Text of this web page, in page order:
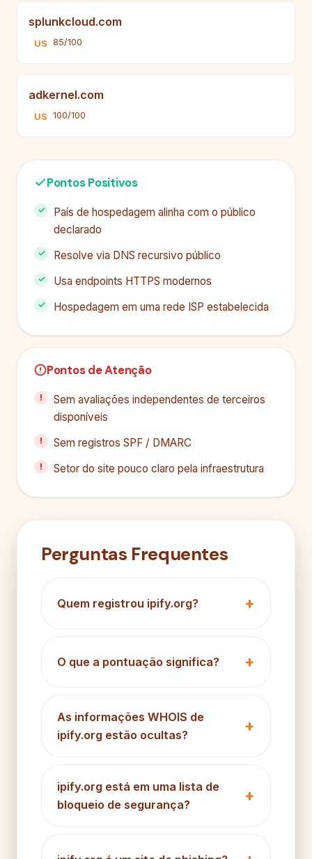
splunkcloud.com
US 85/100
adkernel.com
US 100/100
Pontos Positivos
País de hospedagem alinha com o público
declarado
Resolve via DNS recursivo público
Usa endpoints HTTPS modernos
Hospedagem em uma rede ISP estabelecida
Pontos de Atenção
Sem avaliações independentes de terceiros
disponíveis
Sem registros SPF / DMARC
Setor do site pouco claro pela infraestrutura
Perguntas Frequentes
Quem registrou ipify.org?
O que a pontuação significa?
As informações WHOIS de
ipify.org estão ocultas?
ipify.org está em uma lista de
bloqueio de segurança?